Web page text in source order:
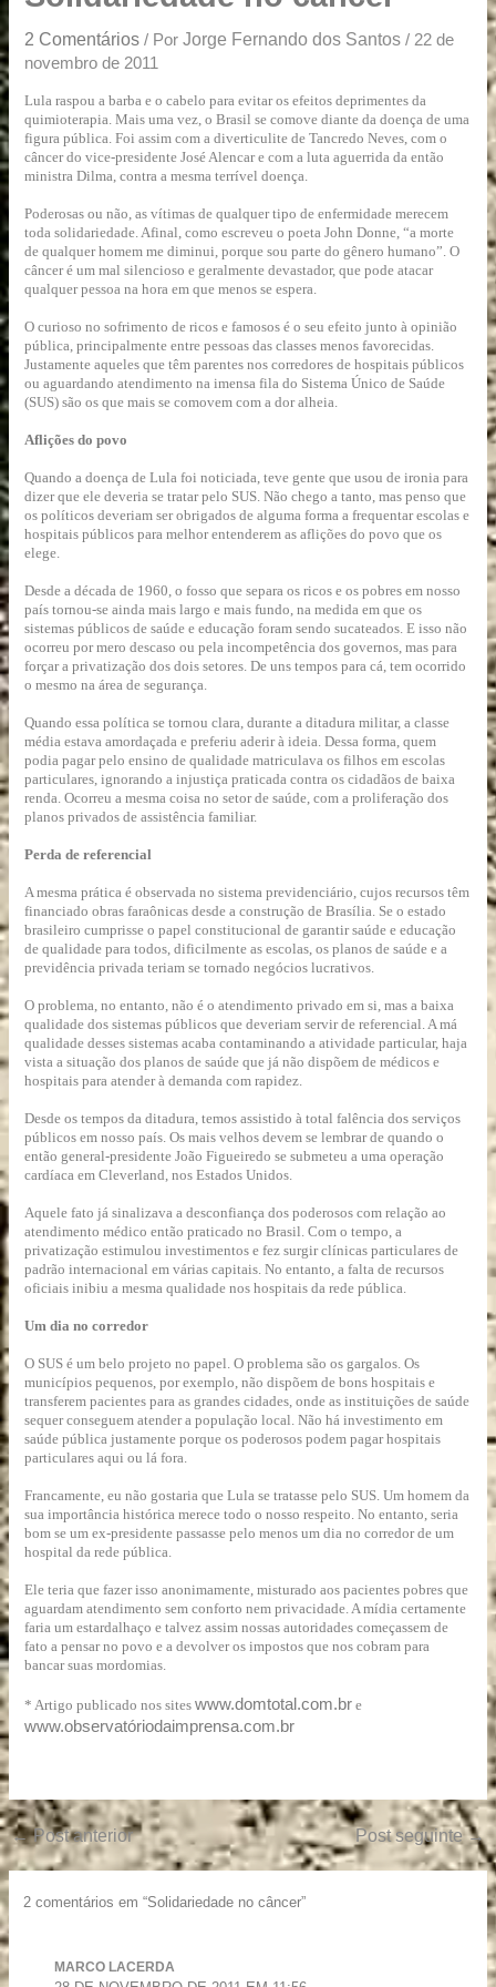
a
e
2 Comentários / PorJorge Fernando dos Santos/ 22 de
novembro de 2011
Lula raspou a barba e o cabelo para evitar os efeitos deprimentes da
quimioterapia. Mais uma vez, o Brasil se comove diante da doença de uma
figura pública. Foi assim com a diverticulite de Tancredo Neves, com o
câncer do vice-presidente José Alencar e com a luta aguerrida da então
ministra Dilma, contra a mesma terrível doença.
Poderosas ou não, as vítimas de qualquer tipo de enfermidade merecem
toda solidariedade. Afinal, como escreveu o poeta John Donne, “a morte
de qualquer homem me diminui, porque sou parte do gênero humano”. O
câncer é um mal silencioso e geralmente devastador, que pode atacar
qualquer pessoa na hora em que menos se espera.
O curioso no sofrimento de ricos e famosos é o seu efeito junto à opinião
pública, principalmente entre pessoas das classes menos favorecidas.
Justamente aqueles que têm parentes nos corredores de hospitais públicos
ou aguardando atendimento na imensa fila do Sistema Único de Saúde
(SUS) são os que mais se comovem com a dor alheia.
Aflições do povo
Quando a doença de Lula foi noticiada, teve gente que usou de ironia para
dizer que ele deveria se tratar pelo SUS. Não chego a tanto, mas penso que
os políticos deveriam ser obrigados de alguma forma a frequentar escolas e
hospitais públicos para melhor entenderem as aflições do povo que os
elege.
Desde a década de 1960, o fosso que separa os ricos e os pobres em nosso
país tornou-se ainda mais largo e mais fundo, na medida em que os
sistemas públicos de saúde e educação foram sendo sucateados. E isso não
ocorreu por mero descaso ou pela incompetência dos governos, mas para
forçar a privatização dos dois setores. De uns tempos para cá, tem ocorrido
o mesmo na área de segurança.
Quando essa política se tornou clara, durante a ditadura militar, a classe
média estava amordaçada e preferiu aderir à ideia. Dessa forma, quem
podia pagar pelo ensino de qualidade matriculava os filhos em escolas
particulares, ignorando a injustiça praticada contra os cidadãos de baixa
renda. Ocorreu a mesma coisa no setor de saúde, com a proliferação dos
planos privados de assistência familiar.
Perda de referencial
A mesma prática é observada no sistema previdenciário, cujos recursos têm
financiado obras faraônicas desde a construção de Brasília. Se o estado
brasileiro cumprisse o papel constitucional de garantir saúde e educação
de qualidade para todos, dificilmente as escolas, os planos de saúde e a
previdência privada teriam se tornado negócios lucrativos.
O problema, no entanto, não é o atendimento privado em si, mas a baixa
qualidade dos sistemas públicos que deveriam servir de referencial. A má
qualidade desses sistemas acaba contaminando a atividade particular, haja
vista a situação dos planos de saúde que já não dispõem de médicos e
hospitais para atender à demanda com rapidez.
Desde os tempos da ditadura, temos assistido à total falência dos serviços
públicos em nosso país. Os mais velhos devem se lembrar de quando o
então general-presidente João Figueiredo se submeteu a uma operação
cardíaca em Cleverland, nos Estados Unidos.
Aquele fato já sinalizava a desconfiança dos poderosos com relação ao
atendimento médico então praticado no Brasil. Com o tempo, a
privatização estimulou investimentos e fez surgir clínicas particulares de
padrão internacional em várias capitais. No entanto, a falta de recursos
oficiais inibiu a mesma qualidade nos hospitais da rede pública.
Um dia no corredor
O SUS é um belo projeto no papel. O problema são os gargalos. Os
municípios pequenos, por exemplo, não dispõem de bons hospitais e
transferem pacientes para as grandes cidades, onde as instituições de saúde
sequer conseguem atender a população local. Não há investimento em
saúde pública justamente porque os poderosos podem pagar hospitais
particulares aqui ou lá fora.
Francamente, eu não gostaria que Lula se tratasse pelo SUS. Um homem da
sua importância histórica merece todo o nosso respeito. No entanto, seria
bom se um ex-presidente passasse pelo menos um dia no corredor de um
hospital da rede pública.
Ele teria que fazer isso anonimamente, misturado aos pacientes pobres que
aguardam atendimento sem conforto nem privacidade. A mídia certamente
faria um estardalhaço e talvez assim nossas autoridades começassem de
fato a pensar no povo e a devolver os impostos que nos cobram para
bancar suas mordomias.
* Artigo publicado nos siteswww.domtotal.com.br e
www.observatóriodaimprensa.com.br
←Post anterior Post seguinte→
2 comentários em “Solidariedade no câncer”
MARCO LACERDA